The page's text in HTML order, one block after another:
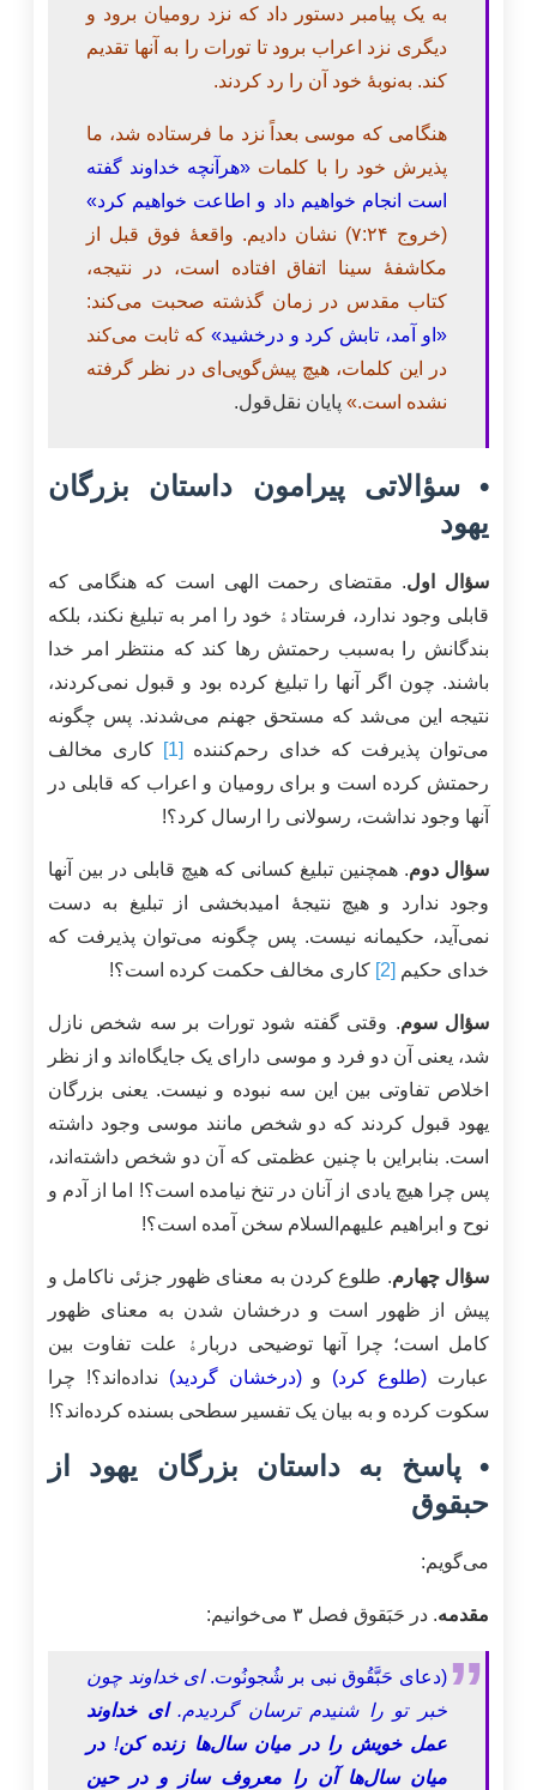
به یک پیامبر دستور داد که نزد رومیان برود و
دیگری نزد اعراب برود تا تورات را به آنها تقدیم
کند. به‌نوبۀ خود آن را رد کردند.
هنگامی که موسی بعداً نزد ما فرستاده شد، ما
پذیرش خود را با کلمات «هرآنچه خداوند گفته
است انجام خواهیم داد و اطاعت خواهیم کرد»
(خروج ۷:۲۴) نشان دادیم. واقعۀ فوق قبل از
مکاشفۀ سینا اتفاق افتاده است، در نتیجه،
کتاب مقدس در زمان گذشته صحبت می‌کند:
«او آمد، تابش کرد و درخشید» که ثابت می‌کند
در این کلمات، هیچ پیش‌گویی‌ای در نظر گرفته
نشده است.» پایان نقل‌قول.
• سؤالاتی پیرامون داستان بزرگان
یهود
سؤال اول. مقتضای رحمت الهی است که هنگامی که
قابلی وجود ندارد، فرستادﮤ خود را امر به تبلیغ نکند، بلکه
بندگانش را به‌سبب رحمتش رها کند که منتظر امر خدا
باشند. چون اگر آنها را تبلیغ کرده بود و قبول نمی‌کردند،
نتیجه این می‌شد که مستحق جهنم می‌شدند. پس چگونه
می‌توان پذیرفت که خدای رحم‌کننده
[1]
کاری مخالف
رحمتش کرده است و برای رومیان و اعراب که قابلی در
آنها وجود نداشت، رسولانی را ارسال کرد؟!
سؤال دوم. همچنین تبلیغ کسانی که هیچ قابلی در بین آنها
وجود ندارد و هیچ نتیجۀ امیدبخشی از تبلیغ به دست
نمی‌آید، حکیمانه نیست. پس چگونه می‌توان پذیرفت که
خدای حکیم [2] کاری مخالف حکمت کرده است؟!
سؤال سوم. وقتی گفته شود تورات بر سه شخص نازل
شد، یعنی آن دو فرد و موسی دارای یک جایگاه‌اند و از نظر
اخلاص تفاوتی بین این سه نبوده و نیست. یعنی بزرگان
یهود قبول کردند که دو شخص مانند موسی وجود داشته
است. بنابراین با چنین عظمتی که آن دو شخص داشته‌اند،
پس چرا هیچ یادی از آنان در تنخ نیامده ‌است؟! اما از آدم و
نوح و ابراهیم علیهم‌السلام سخن آمده ‌است؟!
سؤال چهارم. طلوع کردن به معنای ظهور جزئی ناکامل و
پیش از ظهور است و درخشان شدن به معنای ظهور
کامل است؛ چرا آنها توضیحی دربارﮤ علت تفاوت بین
عبارت (طلوع کرد) و(درخشان گردید) نداده‌اند؟! چرا
سکوت کرده و به بیان یک تفسیر سطحی بسنده کرده‌اند؟!
• پاسخ به داستان بزرگان یهود از
حبقوق
می‌گویم:
مقدمه. در حَبَقوق فصل ۳ می‌خوانیم:
(دعای حَبَّقُوق نبی بر شُجونُوت.ای خداوند چون
خبر تو را شنیدم ترسان گردیدم.ای خداوند
عمل خویش را در میان سال‌ها زنده کن!در
میان سال‌ها آن را معروف ساز و در حین